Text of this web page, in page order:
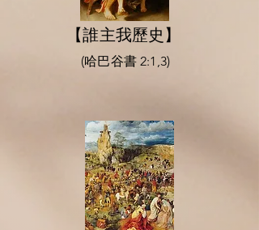
【誰主我歷史】
(哈巴谷書 2:1,3)